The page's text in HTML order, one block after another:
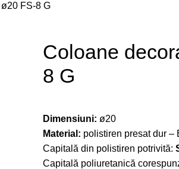
FS-8 G
Coloane
8 G
Dimensiuni: ø20
Material: polistiren presat dur –
Capitală din polistiren potrivită:
Capitală poliuretanică